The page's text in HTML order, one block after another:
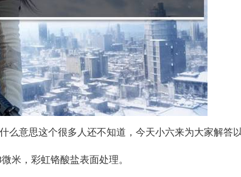
么意思这个很多人还不知道，今天小六来为大家解答
米，彩虹铬酸盐表面处理。